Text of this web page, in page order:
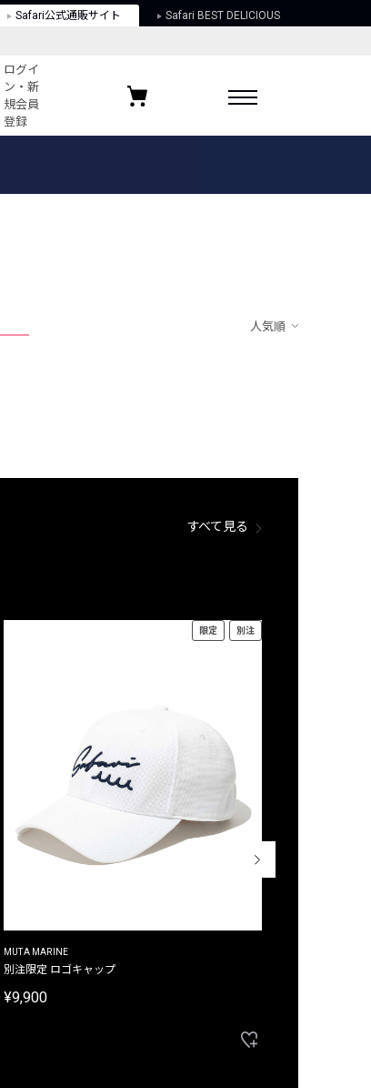
Safari公式通販サイト Safari BEST DELICIOUS
ログイ
ン・新
規会員
登録
お気に入りブランド
人気順
すべて見る
限定 別注
MUTA MARINE
別注限定 ロゴキャップ
¥9,900